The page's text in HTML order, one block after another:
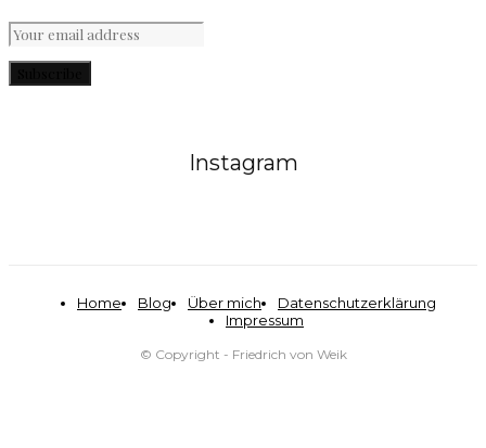
Instagram
Home Blog Über mich
Datenschutzerklärung
Impressum
© Copyright - Friedrich von Weik